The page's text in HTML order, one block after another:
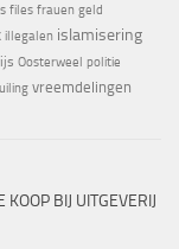
files frauen geld
illegalen islamisering
Oosterweel politie
vreemdelingen
BIJ UITGEVERIJ